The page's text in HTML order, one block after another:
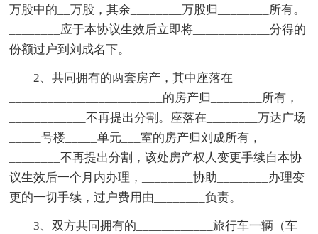
万股中的__万股，其余________万股归________所有。
________应于本协议生效后立即将____________分得的
份额过户到刘成名下。
2、共同拥有的两套房产，其中座落在
________________________的房产归________所有，
____________不再提出分割。座落在________万达广场
_____号楼_____单元___室的房产归刘成所有，
________不再提出分割，该处房产权人变更手续自本协
议生效后一个月内办理，________协助________办理变
更的一切手续，过户费用由________负责。
3、双方共同拥有的____________旅行车一辆（车